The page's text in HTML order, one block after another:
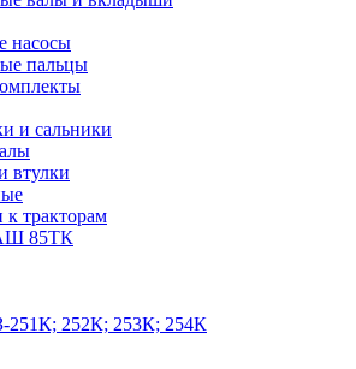
насосы
пальцы
и сальники
втулки
к тракторам
85ТК
251К; 252К; 253К; 254К